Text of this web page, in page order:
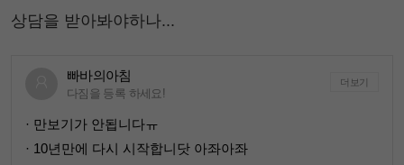
상담을 받아봐야하나...
빠바의아침
다짐을 등록 하세요!
더보기
· 만보기가 안됩니다ㅠ
· 10년만에 다시 시작합니닷 아좌아좌